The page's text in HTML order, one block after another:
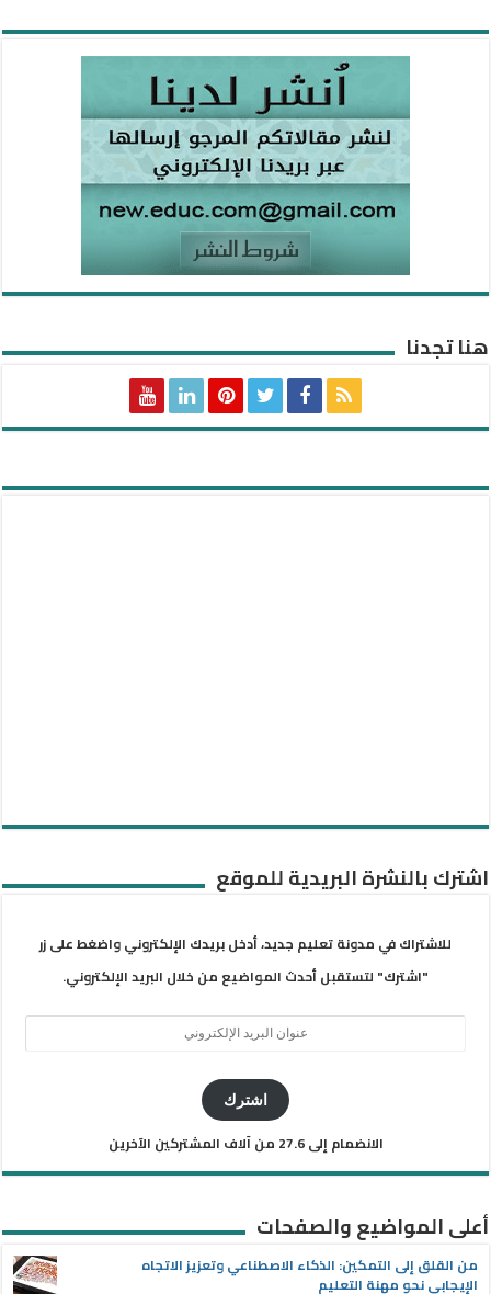
هنا تجدنا
اشترك بالنشرة البريدية للموقع
للاشتراك في مدونة تعليم جديد، أدخل بريدك الإلكتروني واضغط على زر
"اشترك" لتستقبل أحدث المواضيع من خلال البريد الإلكتروني.
اشترك
الانضمام إلى 27.6 من آلاف المشتركين الآخرين
أعلى المواضيع والصفحات
من القلق إلى التمكين: الذكاء الاصطناعي وتعزيز الاتجاه
الإيجابي نحو مهنة التعليم